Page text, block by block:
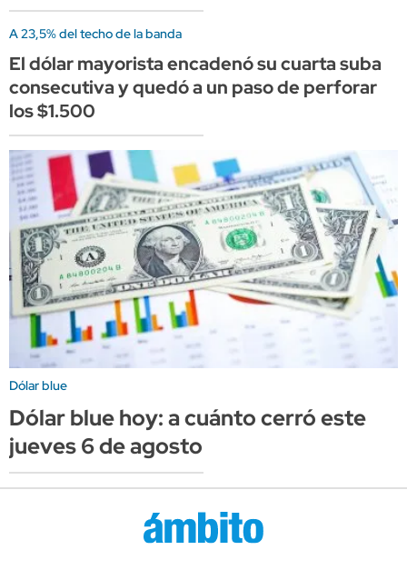
A 23,5% del techo de la banda
El dólar mayorista encadenó su cuarta suba
consecutiva y quedó a un paso de perforar
los $1.500
Dólar blue
Dólar blue hoy: a cuánto cerró este
jueves 6 de agosto